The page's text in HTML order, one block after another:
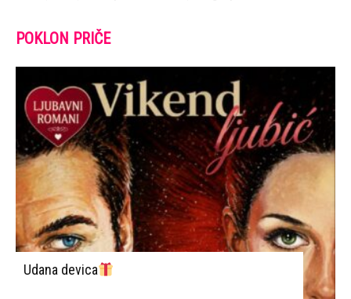
POKLON PRIČE
Udana devica